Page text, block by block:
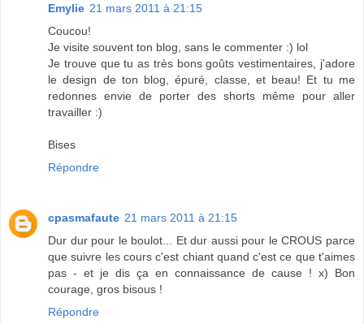
Emylie 21 mars 2011 à 21:15
Coucou!
Je visite souvent ton blog, sans le commenter :) lol
Je trouve que tu as très bons goûts vestimentaires, j'adore
le design de ton blog, épuré, classe, et beau! Et tu me
redonnes envie de porter des shorts même pour aller
travailler :)
Bises
Répondre
cpasmafaute 21 mars 2011 à 21:15
Dur dur pour le boulot... Et dur aussi pour le CROUS parce
que suivre les cours c'est chiant quand c'est ce que t'aimes
pas - et je dis ça en connaissance de cause ! x) Bon
courage, gros bisous !
Répondre